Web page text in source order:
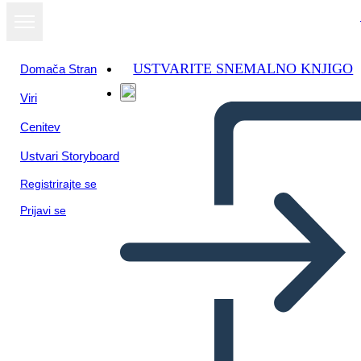
Domača Stran
Viri
Cenitev
Ustvari Storyboard
Registrirajte se
Prijavi se
USTVARITE SNEMALNO KNJIGO